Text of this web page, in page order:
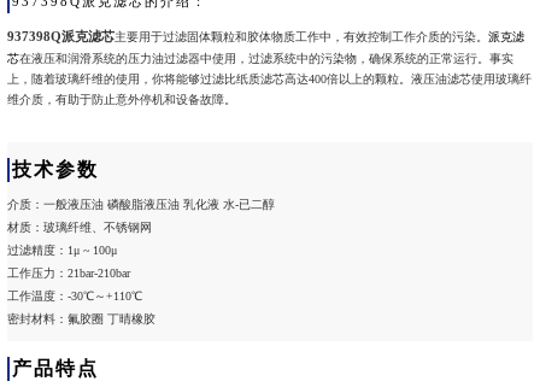
937398Q派克滤芯主要用于过滤固体颗粒和胶体物质工作中，有效控制工作介质的污染。 派克滤
芯在液压和润滑系统的压力油过滤器中使用，过滤系统中的污染物，确保系统的正常运行。事实
上，随着玻璃纤维的使用，你将能够过滤比纸质滤芯高达400倍以上的颗粒。液压油滤芯使用玻璃纤
维介质，有助于防止意外停机和设备故障。
技术参数
介质：一般液压油 磷酸脂液压油 乳化液 水-已二醇
材质：玻璃纤维、不锈钢网
过滤精度：1μ ~ 100μ
工作压力：21bar-210bar
工作温度：-30℃～+110℃
密封材料：氟胶圈 丁晴橡胶
产品特点